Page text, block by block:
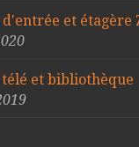
d'entrée et étagère
et bibliothèque